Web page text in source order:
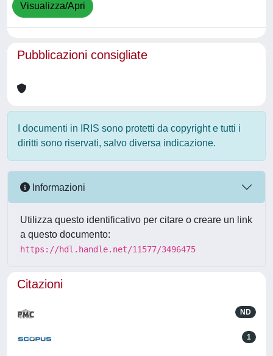
Visualizza/Apri
Pubblicazioni consigliate
I documenti in IRIS sono protetti da copyright e tutti i
diritti sono riservati, salvo diversa indicazione.
Informazioni
Utilizza questo identificativo per citare o creare un link
a questo documento:
https://hdl.handle.net/11577/3496475
Citazioni
ND
1